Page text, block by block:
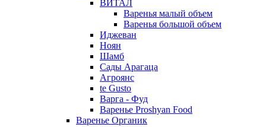
ВИТАЛ
Варенья малый объем
Варенья большой объем
Иджеван
Ноян
Шамб
Сады Арагаца
Агроянс
te Gusto
Варга - Фуд
Варенье Proshyan Food
Варенье Органик